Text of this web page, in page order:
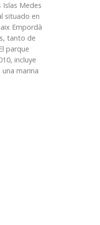
Medes
situado en
Empordà
tanto de
parque
incluye
marina